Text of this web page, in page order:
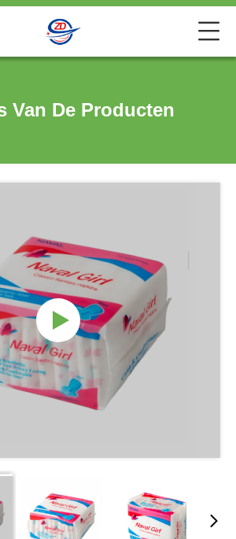
Van De Producten